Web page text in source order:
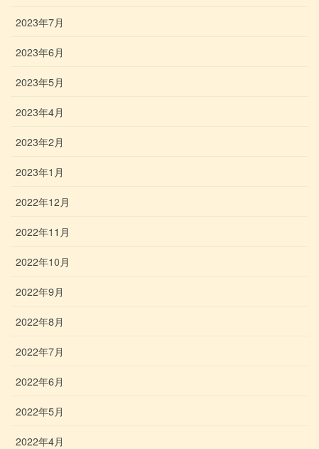
2023年7月
2023年6月
2023年5月
2023年4月
2023年2月
2023年1月
2022年12月
2022年11月
2022年10月
2022年9月
2022年8月
2022年7月
2022年6月
2022年5月
2022年4月